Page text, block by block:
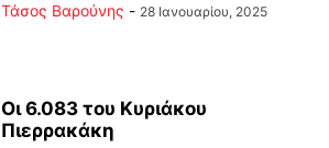
Τάσος Βαρούνης - 28 Ιανουαρίου, 2025
Οι 6.083 του Κυριάκου
Πιερρακάκη